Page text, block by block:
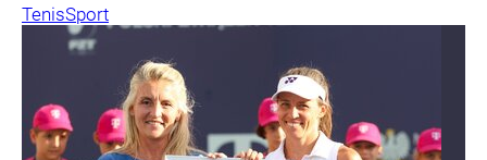
TenisSport